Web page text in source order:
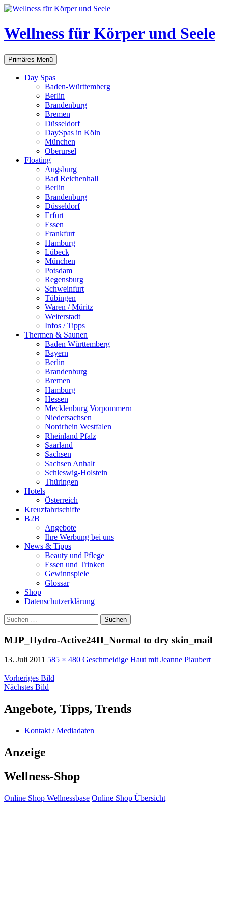
Zum
springen
Wellness für Körper und Seele
Suchen
Primäres Menü
Day Spas
Baden-Württemberg
Berlin
Brandenburg
Bremen
Düsseldorf
DaySpas in Köln
München
Oberursel
Floating
Augsburg
Bad Reichenhall
Berlin
Brandenburg
Düsseldorf
Erfurt
Essen
Frankfurt
Hamburg
Lübeck
München
Potsdam
Regensburg
Schweinfurt
Tübingen
Waren / Müritz
Weiterstadt
Infos / Tipps
Thermen & Saunen
Baden Württemberg
Bayern
Berlin
Brandenburg
Bremen
Hamburg
Hessen
Mecklenburg Vorpommern
Niedersachsen
Nordrhein Westfalen
Rheinland Pfalz
Saarland
Sachsen
Sachsen Anhalt
Schleswig-Holstein
Thüringen
Hotels
Österreich
Kreuzfahrtschiffe
B2B
Angebote
Ihre Werbung bei uns
News & Tipps
Beauty und Pflege
Essen und Trinken
Gewinnspiele
Glossar
Shop
Datenschutzerklärung
Suchen
nach:
MJP_Hydro-Active24H_Normal to dry skin_mail
13. Juli 2011 585 × 480 Geschmeidige Haut mit Jeanne Piaubert
Vorheriges Bild
Nächstes Bild
Angebote, Tipps, Trends
Kontakt / Mediadaten
Anzeige
Wellness-Shop
Online Shop Wellnessbase Online Shop Übersicht